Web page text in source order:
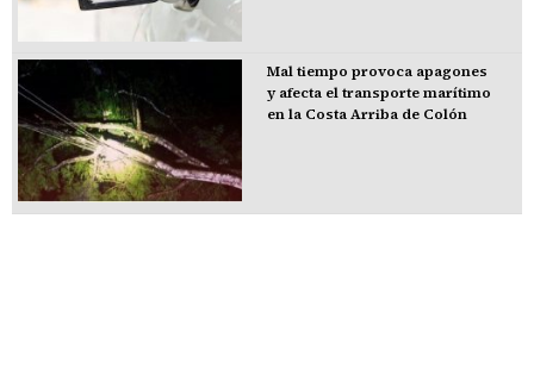
Mal tiempo provoca apagones
y afecta el transporte marítimo
en la Costa Arriba de Colón